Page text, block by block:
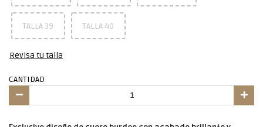
TALLA 39 TALLA 40
Revisa tu talla
CANTIDAD